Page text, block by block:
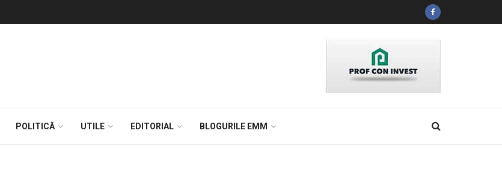
POLITICĂ UTILE EDITORIAL BLOGURILE EMM